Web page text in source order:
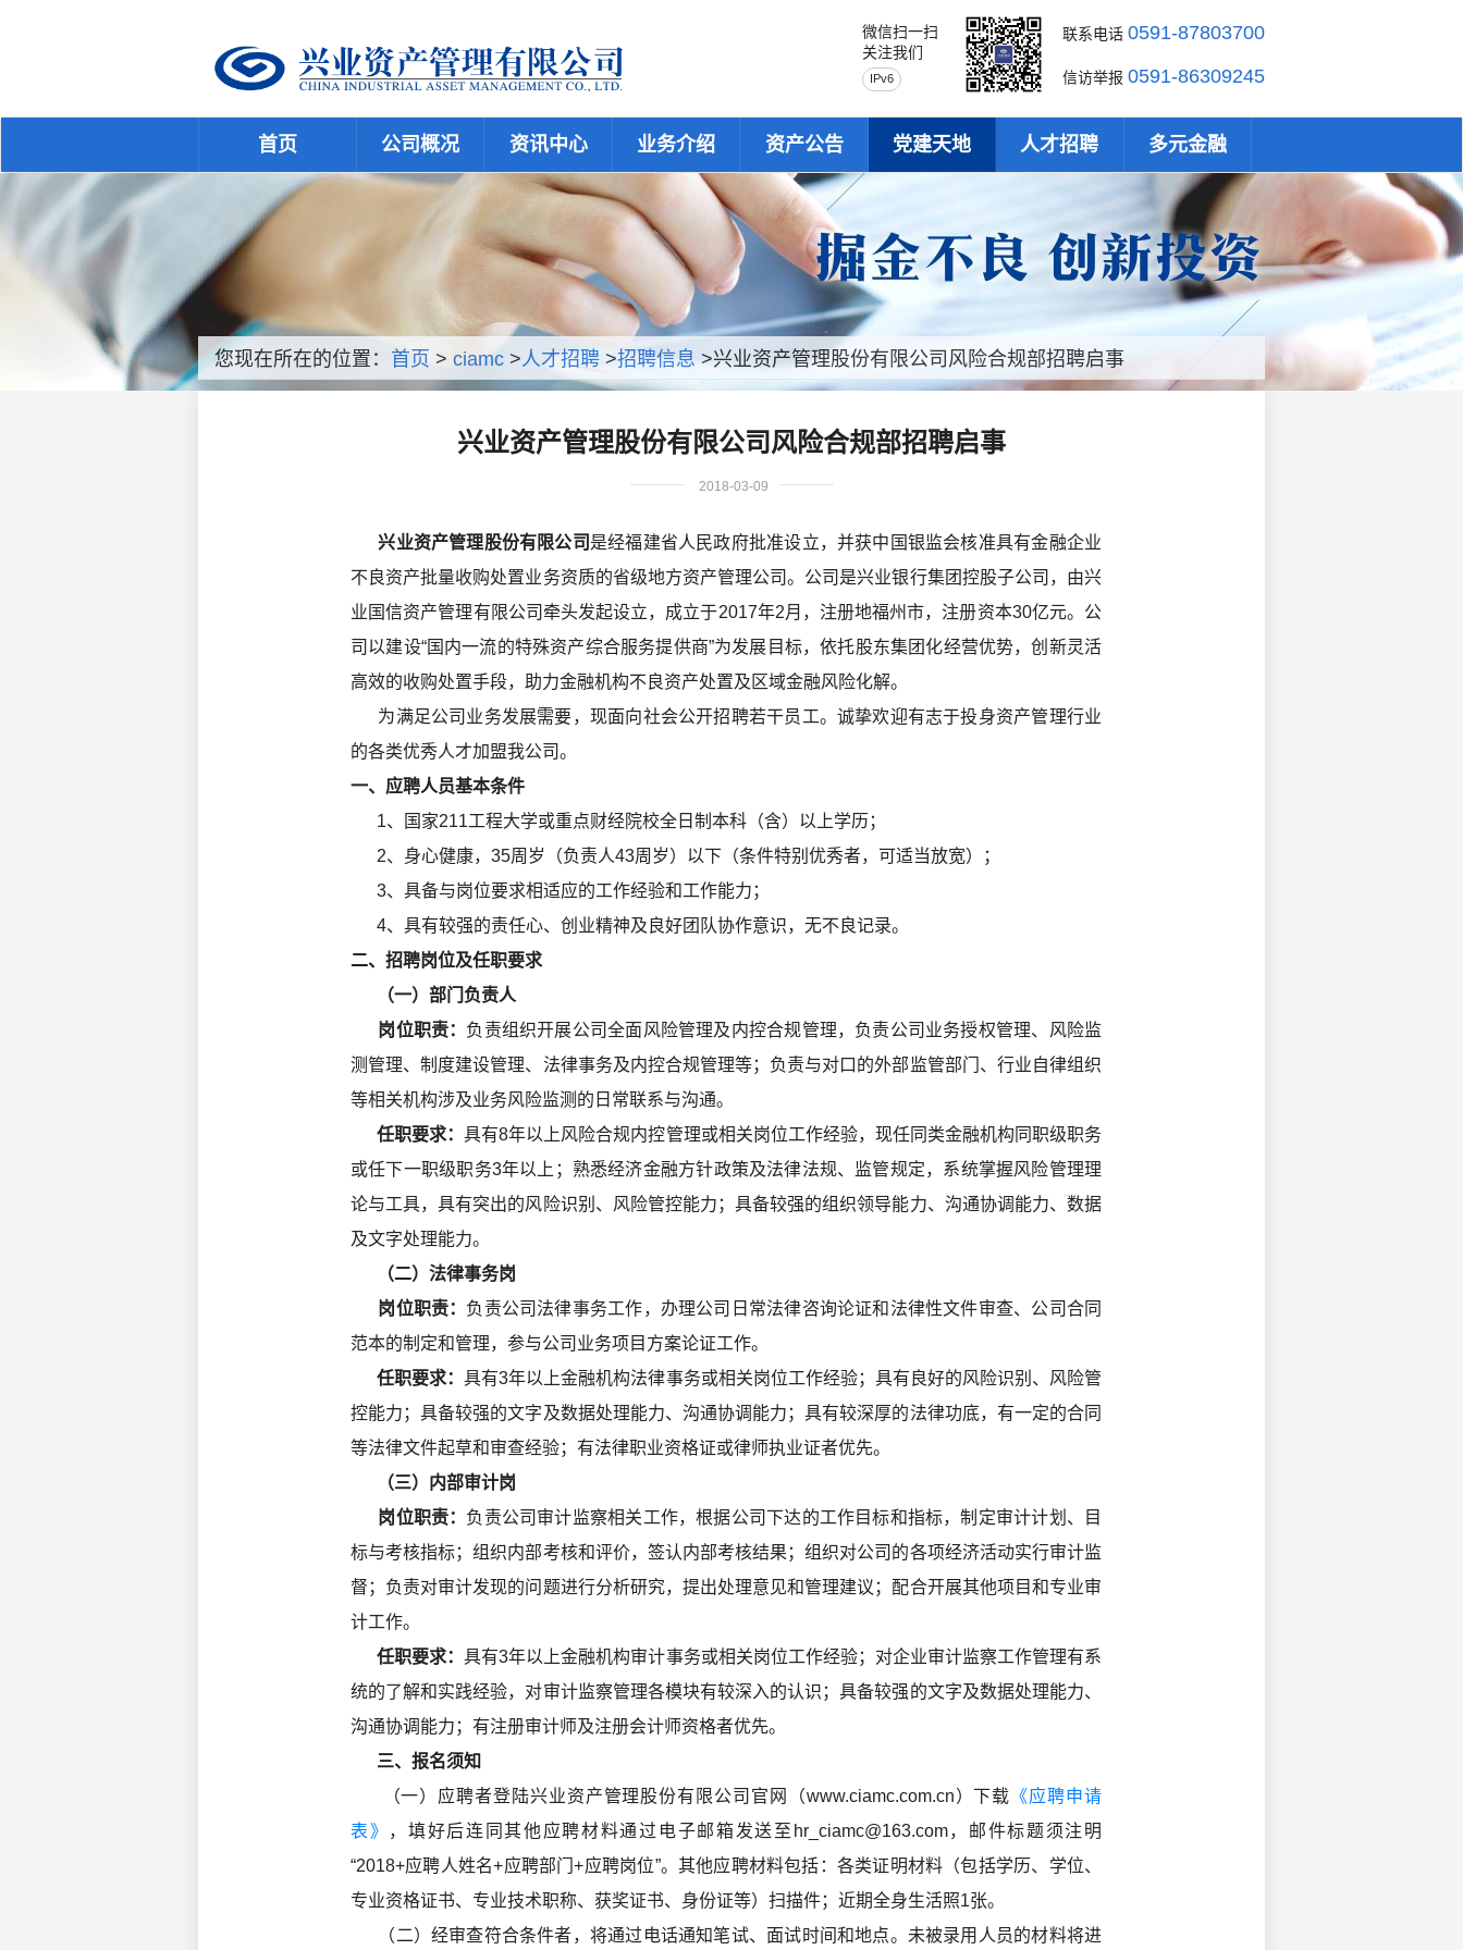
微信扫一扫
关注我们
IPv6
联系电话 0591-87803700
信访举报 0591-86309245
首页 公司概况 资讯中心 业务介绍 资产公告 党建天地 人才招聘 多元金融
您现在所在的位置： 首页 > ciamc >人才招聘 >招聘信息 >兴业资产管理股份有限公司风险合规部招聘启事
兴业资产管理股份有限公司风险合规部招聘启事
2018-03-09
兴业资产管理股份有限公司 是经福建省人民政府批准设立，并获中国银监会核准具有金融企业
不良资产批量收购处置业务资质的省级地方资产管理公司。公司是兴业银行集团控股子公司，由兴
业国信资产管理有限公司牵头发起设立，成立于2017年2月，注册地福州市，注册资本30亿元。公
司以建设“国内一流的特殊资产综合服务提供商”为发展目标，依托股东集团化经营优势，创新灵活
高效的收购处置手段，助力金融机构不良资产处置及区域金融风险化解。
为满足公司业务发展需要，现面向社会公开招聘若干员工。诚挚欢迎有志于投身资产管理行业
的各类优秀人才加盟我公司。
一、应聘人员基本条件
1、国家211工程大学或重点财经院校全日制本科（含）以上学历；
2、身心健康，35周岁（负责人43周岁）以下（条件特别优秀者，可适当放宽）；
3、具备与岗位要求相适应的工作经验和工作能力；
4、具有较强的责任心、创业精神及良好团队协作意识，无不良记录。
二、招聘岗位及任职要求
（一）部门负责人
岗位职责： 负责组织开展公司全面风险管理及内控合规管理，负责公司业务授权管理、风险监
测管理、制度建设管理、法律事务及内控合规管理等；负责与对口的外部监管部门、行业自律组织
等相关机构涉及业务风险监测的日常联系与沟通。
任职要求：具有8年以上风险合规内控管理或相关岗位工作经验，现任同类金融机构同职级职务
或任下一职级职务3年以上；熟悉经济金融方针政策及法律法规、监管规定，系统掌握风险管理理
论与工具，具有突出的风险识别、风险管控能力；具备较强的组织领导能力、沟通协调能力、数据
及文字处理能力。
（二）法律事务岗
岗位职责： 负责公司法律事务工作，办理公司日常法律咨询论证和法律性文件审查、公司合同
范本的制定和管理，参与公司业务项目方案论证工作。
任职要求：具有3年以上金融机构法律事务或相关岗位工作经验；具有良好的风险识别、风险管
控能力；具备较强的文字及数据处理能力、沟通协调能力；具有较深厚的法律功底，有一定的合同
等法律文件起草和审查经验；有法律职业资格证或律师执业证者优先。
（三）内部审计岗
岗位职责： 负责公司审计监察相关工作，根据公司下达的工作目标和指标，制定审计计划、目
标与考核指标；组织内部考核和评价，签认内部考核结果；组织对公司的各项经济活动实行审计监
督；负责对审计发现的问题进行分析研究，提出处理意见和管理建议；配合开展其他项目和专业审
计工作。
任职要求：具有3年以上金融机构审计事务或相关岗位工作经验；对企业审计监察工作管理有系
统的了解和实践经验，对审计监察管理各模块有较深入的认识；具备较强的文字及数据处理能力、
沟通协调能力；有注册审计师及注册会计师资格者优先。
三、报名须知
（一）应聘者登陆兴业资产管理股份有限公司官网（www.ciamc.com.cn）下载 《应聘申请
表》 ，填好后连同其他应聘材料通过电子邮箱发送至hr_ciamc@163.com，邮件标题须注明
“2018+应聘人姓名+应聘部门+应聘岗位”。其他应聘材料包括：各类证明材料（包括学历、学位、
专业资格证书、专业技术职称、获奖证书、身份证等）扫描件；近期全身生活照1张。
（二）经审查符合条件者，将通过电话通知笔试、面试时间和地点。未被录用人员的材料将进